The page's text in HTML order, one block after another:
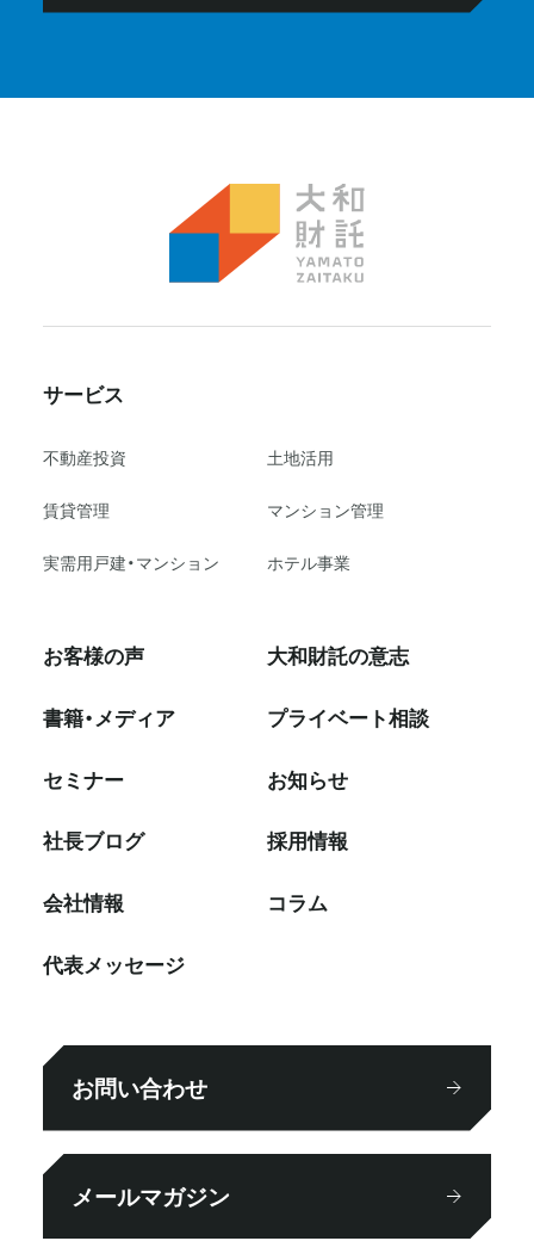
サービス
不動産投資
⼟地活⽤
賃貸管理
マンション管理
実需用戸建・マンション
ホテル事業
お客様の声
書籍・メディア
セミナー
社⻑ブログ
会社情報
代表メッセージ
大和財託の意志
プライベート相談
お知らせ
採⽤情報
コラム
お問い合わせ
メールマガジン